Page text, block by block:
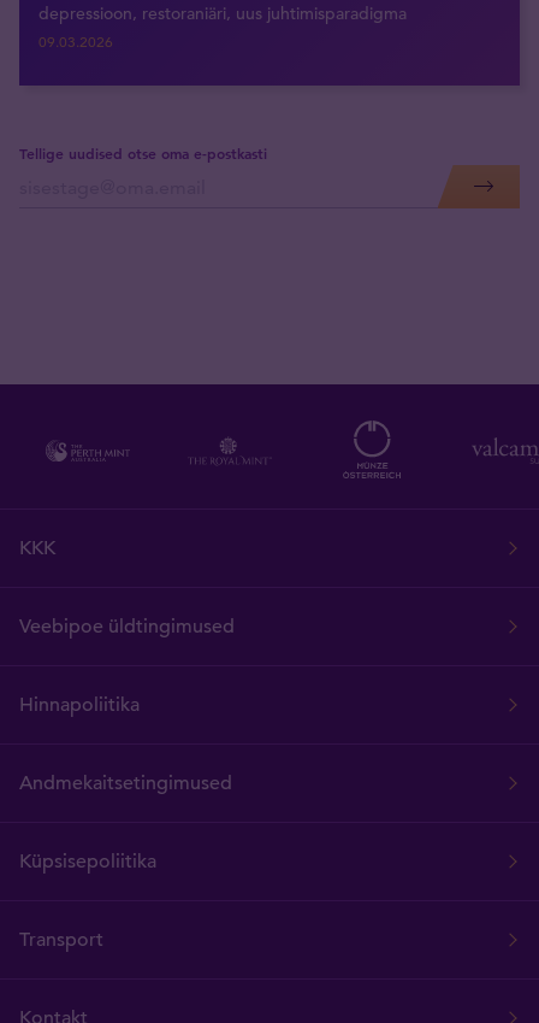
depressioon, restoraniäri, uus juhtimisparadigma
09.03.2026
Tellige uudised otse oma e-postkasti
KKK
Veebipoe üldtingimused
Hinnapoliitika
Andmekaitsetingimused
Küpsisepoliitika
Transport
Kontakt